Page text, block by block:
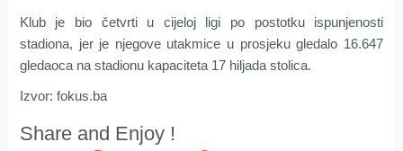
Klub je bio četvrti u cijeloj ligi po postotku ispunjenosti
stadiona, jer je njegove utakmice u prosjeku gledalo 16.647
gledaoca na stadionu kapaciteta 17 hiljada stolica.
Izvor: fokus.ba
Share and Enjoy !